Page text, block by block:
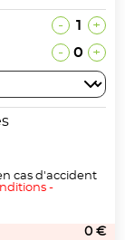
- 1 +
- 0 +
cas d'accident
-
0 €